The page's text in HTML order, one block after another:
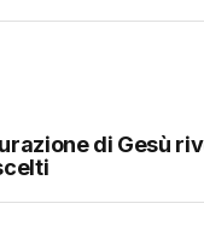
di Gesù